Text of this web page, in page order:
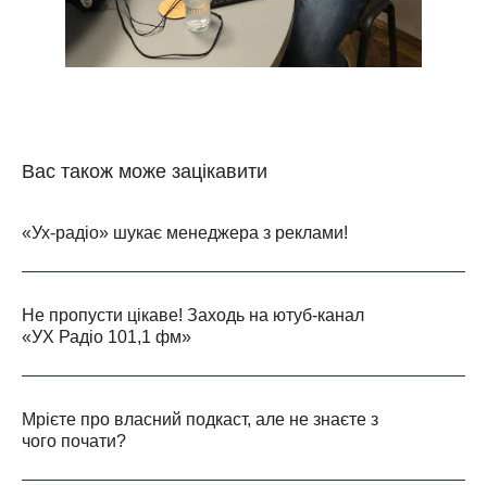
Вас також може зацікавити
«Ух-радіо» шукає менеджера з реклами!
Не пропусти цікаве! Заходь на ютуб-канал
«УХ Радіо 101,1 фм»
Мрієте про власний подкаст, але не знаєте з
чого почати?